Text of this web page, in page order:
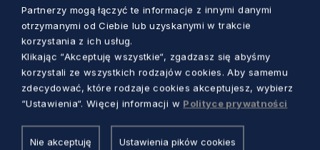
Partnerzy mogą łączyć te informacje z innymi danymi
otrzymanymi od Ciebie lub uzyskanymi w trakcie
korzystania z ich usług.
Klikając “Akceptuję wszystkie“, zgadzasz się abyśmy
korzystali ze wszystkich rodzajów cookies. Aby samemu
zdecydować, które rodzaje cookies akceptujesz, wybierz
“Ustawienia“. Więcej informacji w Polityce prywatności
Nie akceptuję Ustawienia pików cookies